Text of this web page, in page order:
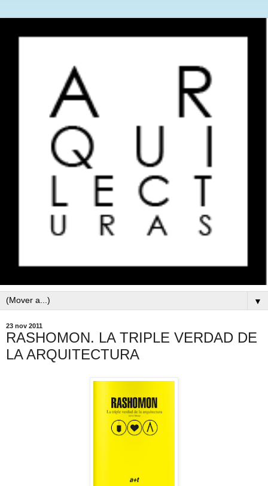
▼
23 nov 2011
RASHOMON. LA TRIPLE VERDAD DE
LA ARQUITECTURA